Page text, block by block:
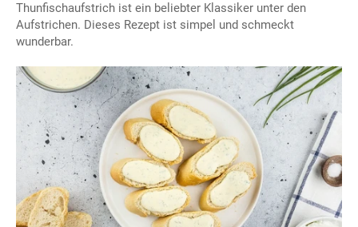
Thunfischaufstrich ist ein beliebter Klassiker unter den
Aufstrichen. Dieses Rezept ist simpel und schmeckt
wunderbar.